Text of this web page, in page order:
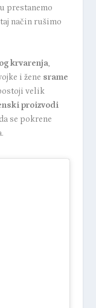
prestanemo
način rušimo
krvarenja,
i žene srame
velik
proizvodi
se pokrene